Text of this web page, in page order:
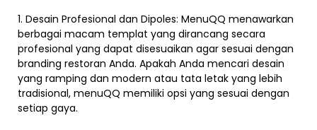
1. Desain Profesional dan Dipoles: MenuQQ menawarkan
berbagai macam templat yang dirancang secara
profesional yang dapat disesuaikan agar sesuai dengan
branding restoran Anda. Apakah Anda mencari desain
yang ramping dan modern atau tata letak yang lebih
tradisional, menuQQ memiliki opsi yang sesuai dengan
setiap gaya.